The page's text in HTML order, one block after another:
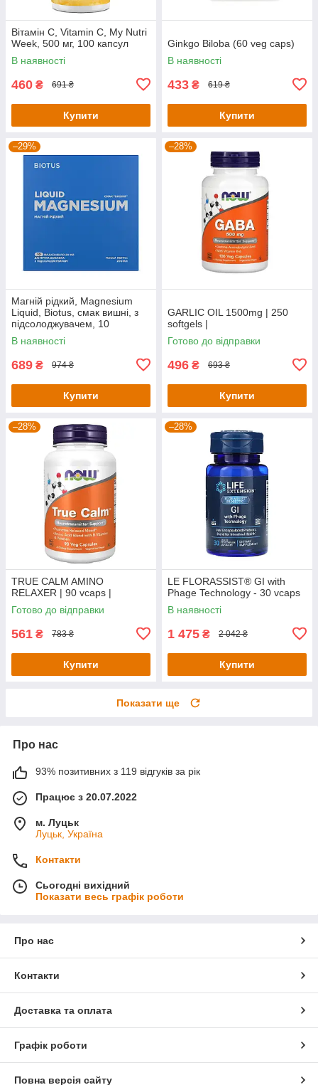
Вітамін С, Vitamin C, My Nutri
Week, 500 мг, 100 капсул
В наявності
460 ₴ 691 ₴
Купити
Ginkgo Biloba (60 veg caps)
В наявності
433 ₴ 619 ₴
Купити
–29%
Магній рідкий, Magnesium
Liquid, Biotus, смак вишні, з
підсолоджувачем, 10
флаконів по 20 мл кожен
В наявності
689 ₴ 974 ₴
Купити
–28%
GARLIC OIL 1500mg | 250
softgels |
Готово до відправки
496 ₴ 693 ₴
Купити
–28%
TRUE CALM AMINO
RELAXER | 90 vcaps |
Готово до відправки
561 ₴ 783 ₴
Купити
–28%
LE FLORASSIST® GI with
Phage Technology - 30 vcaps
В наявності
1 475 ₴ 2 042 ₴
Купити
Показати ще
Про нас
93% позитивних з 119 відгуків за рік
Працює з 20.07.2022
м. Луцьк
Луцьк, Україна
Контакти
Сьогодні вихідний
Показати весь графік роботи
Про нас
Контакти
Доставка та оплата
Графік роботи
Повна версія сайту